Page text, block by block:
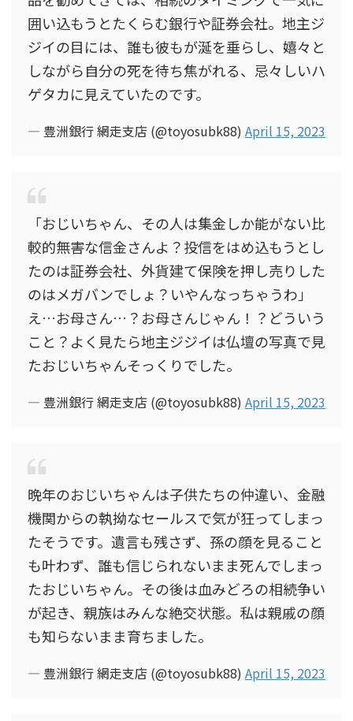
囲い込もうとたくらむ銀行や証券会社。地主ジ
ジイの目には、誰も彼もが涎を垂らし、嬉々と
しながら自分の死を待ち焦がれる、忌々しいハ
ゲタカに見えていたのです。
— 豊洲銀行 網走支店 (@toyosubk88) April 15, 2023
「おじいちゃん、その人は集金しか能がない比
較的無害な信金さんよ？投信をはめ込もうとし
たのは証券会社、外貨建て保険を押し売りした
のはメガバンでしょ？いやんなっちゃうわ」
え…お母さん…？お母さんじゃん！？どういう
こと？よく見たら地主ジジイは仏壇の写真で見
たおじいちゃんそっくりでした。
— 豊洲銀行 網走支店 (@toyosubk88) April 15, 2023
晩年のおじいちゃんは子供たちの仲違い、金融
機関からの執拗なセールスで気が狂ってしまっ
たそうです。遺言も残さず、孫の顔を見ること
も叶わず、誰も信じられないまま死んでしまっ
たおじいちゃん。その後は血みどろの相続争い
が起き、親族はみんな絶交状態。私は親戚の顔
も知らないまま育ちました。
— 豊洲銀行 網走支店 (@toyosubk88) April 15, 2023